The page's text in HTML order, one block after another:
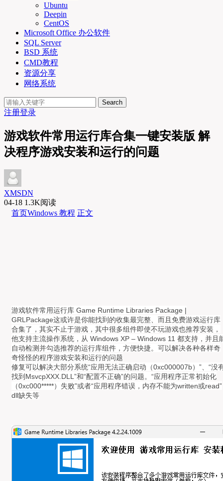
Ubuntu
Deepin
CentOS
Microsoft Office 办公软件
SQL Server
BSD 系统
CMD教程
资源分享
网络系统
Search
注册登录
游戏软件常用运行库合集一键安装版 解
决程序游戏安装和运行的问题
XMSDN
04-18 1.3K阅读
首页Windows 教程 正文
游戏软件常用运行库 Game Runtime Libraries Package |
GRLPackage这或许是你能找到的收集最完整、而且免费游戏运行库
合集了，其实不止于游戏，其中很多组件即使不玩游戏也推荐安装，
他支持主流操作系统，从 Windows XP – Windows 11 都支持，并且
自动检测并勾选推荐的运行库组件，方便快捷。可以解决各种各样奇
奇怪怪的程序游戏安装和运行的问题
修复可以解决大部分系统“应用无法正确启动（0xc000007b）”、 “没
找到 MsvcpXXX.DLL”和“配置不正确”的问题。 “应用程序正常初始化
（0xc000*****）失败”或者“应用程序错误，内存不能为written或read”
dll缺失等